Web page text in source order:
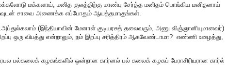
மக்களாய், மனித குலத்திற்கு மாண்பு சேர்த்த மனிதம் பொங்கிய மனிதனாய்
சாவை அணைக்க எப்போதும் ஆயத்தமாகுங்கள்.
(இந்தியாவின் மேனாள் குடியரசுத் தலைவரும், அணு விஞ்ஞானியுமானவர்)
ஒரு விபத்து என்றாலும், நம் இறப்பு சரித்திரம் ஆகவேண்டாமா? எண்ணி உழைத்து,
பல்கலைக் கழகங்களில் ஒன்றான கார்னல் பல் கலைக் கழகப் பேராசிரியரான கார்ல்